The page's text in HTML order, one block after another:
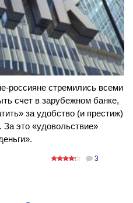
россияне стремились всеми
счет в зарубежном банке,
за удобство (и престиж)
За это «удовольствие»
3